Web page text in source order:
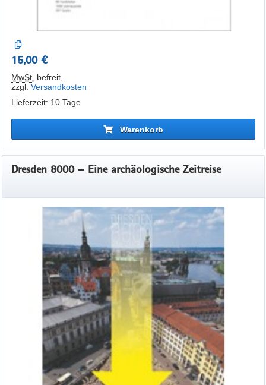
15,00 €
MwSt. befreit,
zzgl. Versandkosten
Lieferzeit: 10 Tage
Warenkorb
Dresden 8000 – Eine archäologische Zeitreise